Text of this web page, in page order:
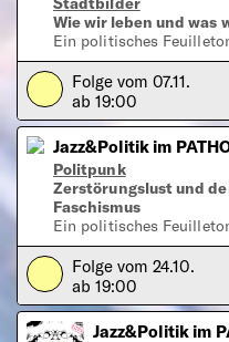
Wie wir leben und was
Ein politisches
Play Folge vom 07.11.
ab 19:00
Jazz&Politik im
Politpunk
Zerstörungslust und
Faschismus
Ein politisches
Play Folge vom 24.10.
ab 19:00
Jazz&Politik im